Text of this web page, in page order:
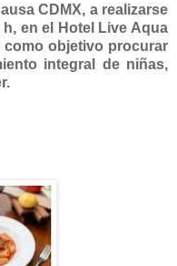
CDMX, a realizarse
en el Hotel Live Aqua
como objetivo procurar
integral de niñas,